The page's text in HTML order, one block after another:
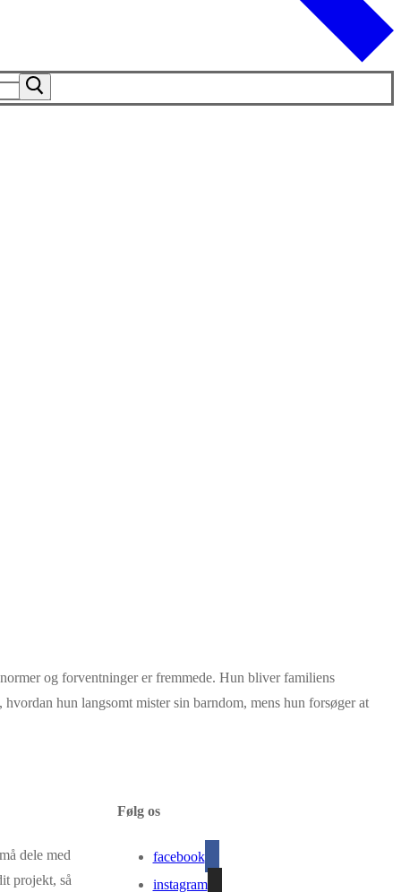
og forventninger er fremmede. Hun bliver familiens
hun langsomt mister sin barndom, mens hun forsøger at
dele med
projekt, så
Følg os
facebook
instagram